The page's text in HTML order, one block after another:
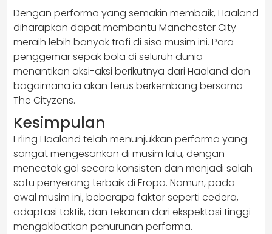
Dengan performa yang semakin membaik, Haaland
diharapkan dapat membantu Manchester City
meraih lebih banyak trofi di sisa musim ini. Para
penggemar sepak bola di seluruh dunia
menantikan aksi-aksi berikutnya dari Haaland dan
bagaimana ia akan terus berkembang bersama
The Cityzens.
Kesimpulan
Erling Haaland telah menunjukkan performa yang
sangat mengesankan di musim lalu, dengan
mencetak gol secara konsisten dan menjadi salah
satu penyerang terbaik di Eropa. Namun, pada
awal musim ini, beberapa faktor seperti cedera,
adaptasi taktik, dan tekanan dari ekspektasi tinggi
mengakibatkan penurunan performa.